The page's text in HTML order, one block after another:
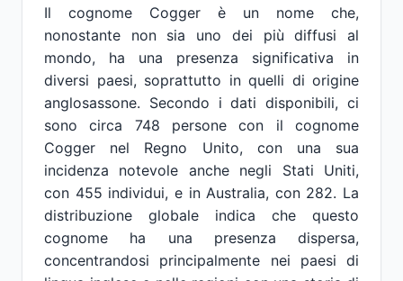
Il cognome Cogger è un nome che,
nonostante non sia uno dei più diffusi al
mondo, ha una presenza significativa in
diversi paesi, soprattutto in quelli di origine
anglosassone. Secondo i dati disponibili, ci
sono circa 748 persone con il cognome
Cogger nel Regno Unito, con una sua
incidenza notevole anche negli Stati Uniti,
con 455 individui, e in Australia, con 282. La
distribuzione globale indica che questo
cognome ha una presenza dispersa,
concentrandosi principalmente nei paesi di